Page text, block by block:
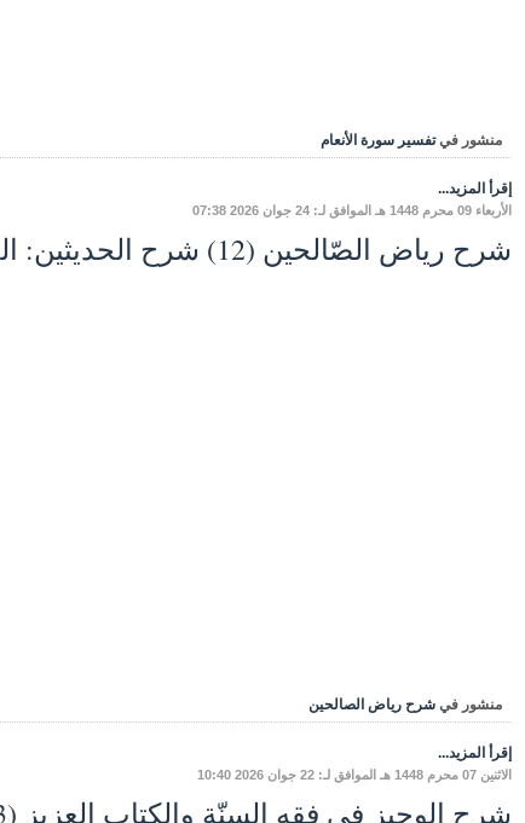
منشور في تفسير سورة الأنعام
إقرأ المزيد...
الأربعاء 09 محرم 1448 هـ الموافق لـ: 24 جوان 2026 07:38
شرح رياض الصّالحين (12) شرح الحديثين: الخامسِ، والسّادسِ.
منشور في شرح رياض الصالحين
إقرأ المزيد...
الاثنين 07 محرم 1448 هـ الموافق لـ: 22 جوان 2026 10:40